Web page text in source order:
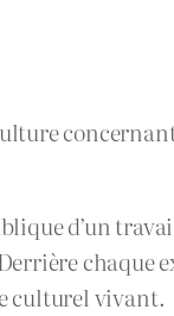
d’un
chaque
culturel vivant.